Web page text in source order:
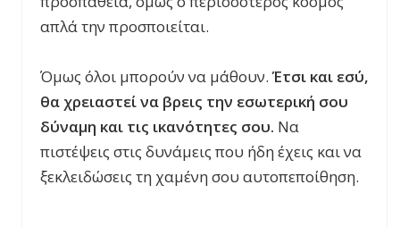
απλά την προσποιείται.
Όμως όλοι μπορούν να μάθουν.Έτσι και εσύ,
θα χρειαστεί να βρεις την εσωτερική σου
δύναμη και τις ικανότητες σου. Να
πιστέψεις στις δυνάμεις που ήδη έχεις και να
ξεκλειδώσεις τη χαμένη σου αυτοπεποίθηση.